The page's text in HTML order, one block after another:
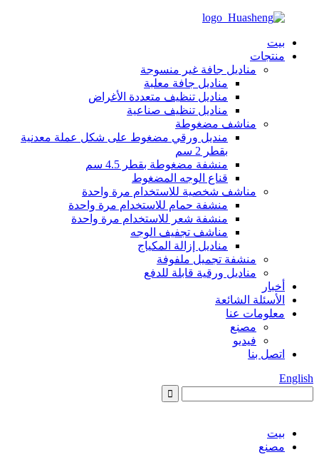
بيت
منتجات
مناديل جافة غير منسوجة
مناديل جافة معلبة
مناديل تنظيف متعددة الأغراض
مناديل تنظيف صناعية
مناشف مضغوطة
منديل ورقي مضغوط على شكل عملة معدنية
بقطر 2 سم
منشفة مضغوطة بقطر 4.5 سم
قناع الوجه المضغوط
مناشف شخصية للاستخدام مرة واحدة
منشفة حمام للاستخدام مرة واحدة
منشفة شعر للاستخدام مرة واحدة
مناشف تجفيف الوجه
مناديل إزالة المكياج
منشفة تجميل ملفوفة
مناديل ورقية قابلة للدفع
أخبار
الأسئلة الشائعة
معلومات عنا
مصنع
فيديو
اتصل بنا
English
بيت
مصنع